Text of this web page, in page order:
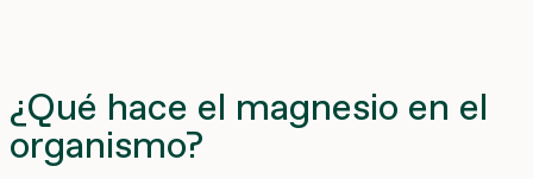
¿Qué hace el magnesio en el
organismo?